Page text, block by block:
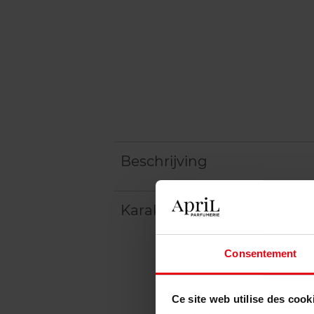
Consentement
Ce site web utilise des
Beschrijving
Karakteristieken